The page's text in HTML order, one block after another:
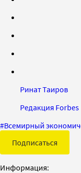
Ринат Таиров
Редакция Forbes
#Всемирный
Подписаться
Информация: